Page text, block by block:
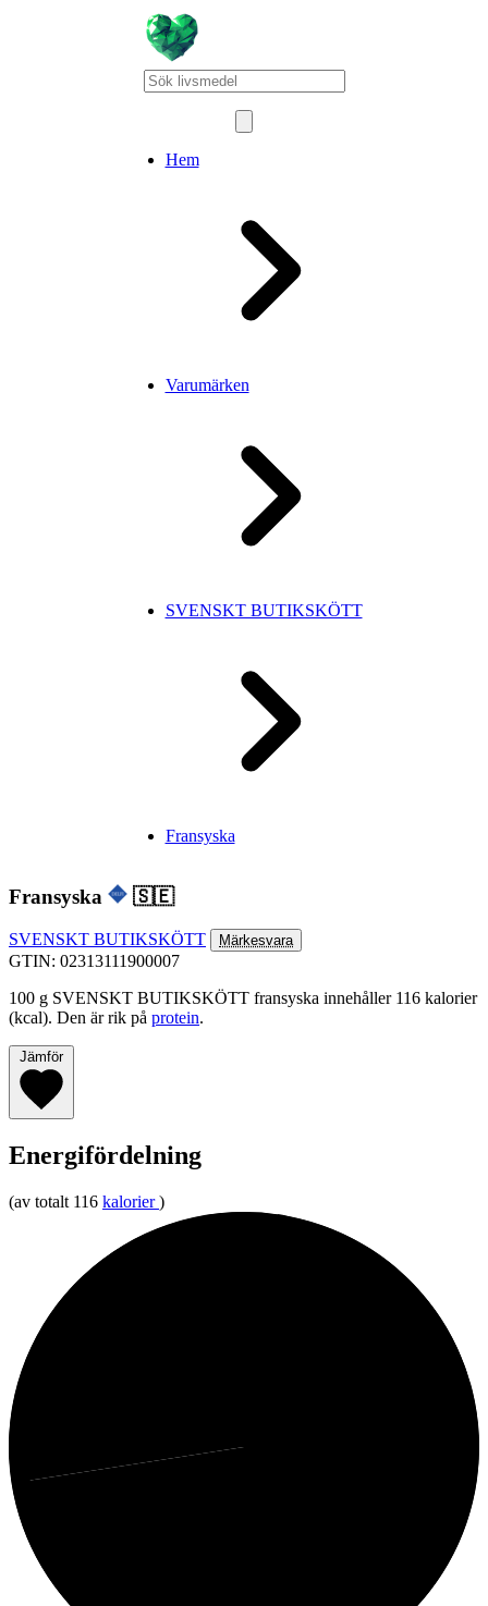
Hem
Varumärken
SVENSKT BUTIKSKÖTT
Fransyska
Fransyska 🇸🇪
SVENSKT BUTIKSKÖTT Märkesvara
GTIN: 02313111900007
100 g SVENSKT BUTIKSKÖTT fransyska innehåller 116 kalorier
(kcal). Den är rik på protein.
Jämför
Energifördelning
(av totalt 116 kalorier )